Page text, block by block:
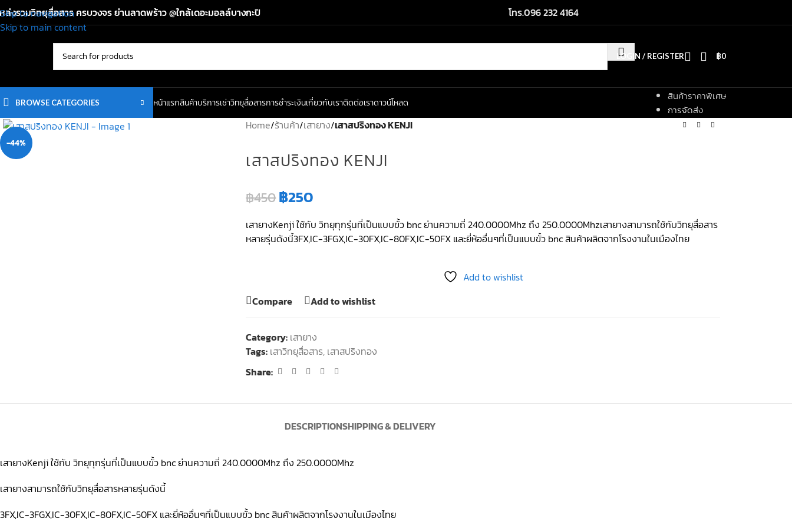
Skip to navigation
Skip to main content
ล่งรวมวิทยุสื่อสาร ครบวงจร ย่านลาดพร้าว @ใกล้เดอะมอลล์บางกะปิ โทร.096 232 4164
LOGIN / REGISTER ฿0
BROWSE CATEGORIES หน้าแรกสินค้าบริการเช่าวิทยุสื่อสารการชำระเงินเกี่ยวกับเราติดต่อเราดาวน์โหลด
สินค้าราคาพิเศษ
การจัดส่ง
-44%
Home/ร้านค้า/เสายาง/เสาสปริงทอง KENJI
เสาสปริงทอง KENJI
฿450฿250
เสายางKenji ใช้กับ วิทยุทุกรุ่นที่เป็นแบบขั้ว bnc ย่านความถี่ 240.0000Mhz ถึง 250.0000Mhzเสายางสามารถใช้กับวิทยุสื่อสาร
หลายรุ่นดังนี้3FX,IC-3FGX,IC-30FX,IC-80FX,IC-50FX และยี่ห้ออื่นๆที่เป็นแบบขั้ว bnc สินค้าผลิตจากโรงงานในเมืองไทย
Add to wishlist
Compare
Add to wishlist
Category: เสายาง
Tags: เสาวิทยุสื่อสาร, เสาสปริงทอง
Share:
DESCRIPTIONSHIPPING & DELIVERY
เสายางKenji ใช้กับ วิทยุทุกรุ่นที่เป็นแบบขั้ว bnc ย่านความถี่ 240.0000Mhz ถึง 250.0000Mhz
เสายางสามารถใช้กับวิทยุสื่อสารหลายรุ่นดังนี้
3FX,IC-3FGX,IC-30FX,IC-80FX,IC-50FX และยี่ห้ออื่นๆที่เป็นแบบขั้ว bnc สินค้าผลิตจากโรงงานในเมืองไทย